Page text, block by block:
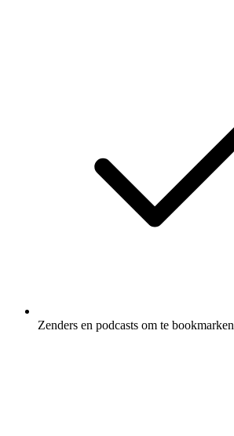
Zenders en podcasts om te bookmarken